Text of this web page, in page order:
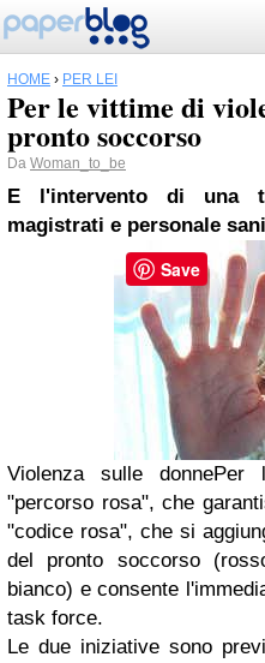
HOME › PER LEI
Per le vittime di
pronto soccorso
Da Woman_to_be
E l'intervento di una
magistrati e personale
Violenza sulle
"percorso rosa", che
"codice rosa", che si
del pronto soccorso
bianco) e consente
task force.
Le due iniziative sono
Save